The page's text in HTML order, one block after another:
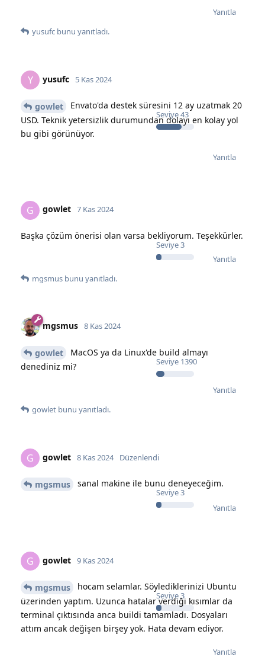
Yanıtla
yusufc bunu yanıtladı.
Y yusufc
Seviye43
5 Kas 2024
gowlet
Envato'da destek süresini 12 ay uzatmak 20
USD. Teknik yetersizlik durumundan dolayı en kolay yol
bu gibi görünüyor.
Yanıtla
G gowlet
Seviye3
7 Kas 2024
Başka çözüm önerisi olan varsa bekliyorum. Teşekkürler.
Yanıtla
mgsmus bunu yanıtladı.
mgsmus
Seviye 1390
8 Kas 2024
gowlet
MacOS ya da Linux'de build almayı
denediniz mi?
Yanıtla
gowlet bunu yanıtladı.
G gowlet
Seviye3
8 Kas 2024 Düzenlendi
mgsmus sanal makine ile bunu deneyeceğim.
Yanıtla
G gowlet
Seviye3
9 Kas 2024
mgsmus
hocam selamlar. Söylediklerinizi Ubuntu
üzerinden yaptım. Uzunca hatalar verdiği kısımlar da
terminal çıktısında anca buildi tamamladı. Dosyaları
attım ancak değişen birşey yok. Hata devam ediyor.
Yanıtla